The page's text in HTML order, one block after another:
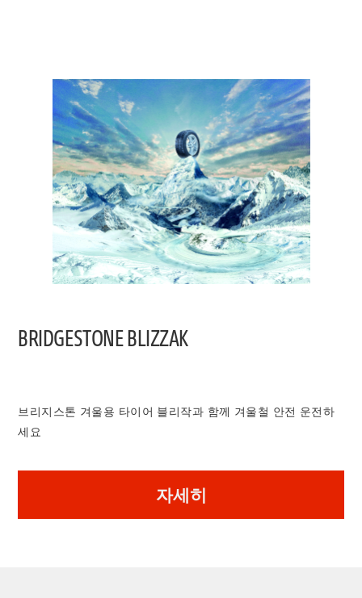
BRIDGESTONE BLIZZAK
브리지스톤 겨울용 타이어 블리작과 함께 겨울철 안전 운전하
세요
자세히